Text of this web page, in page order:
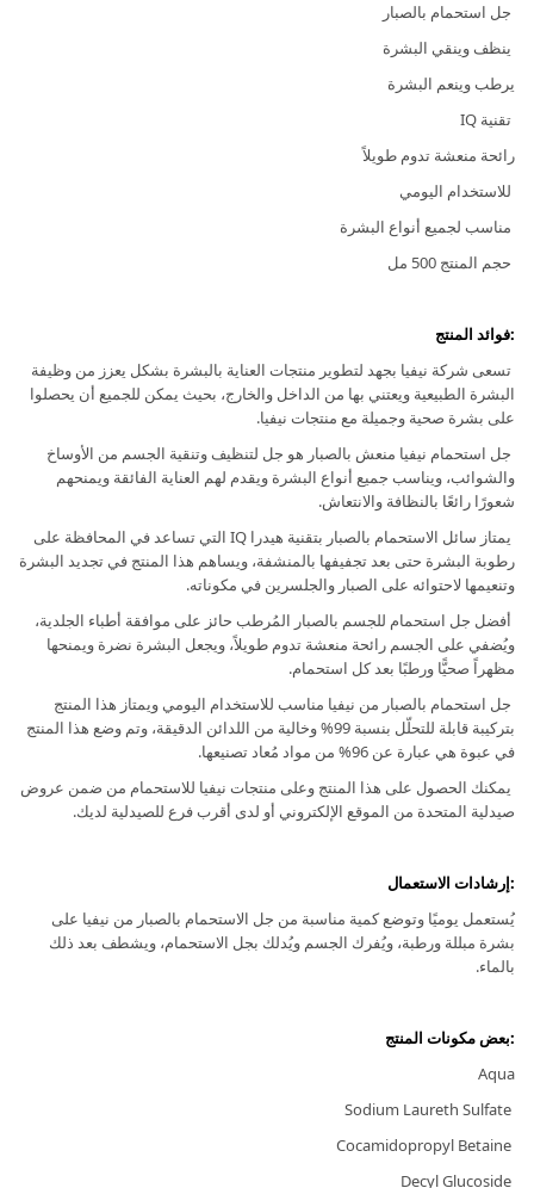
جل استحمام بالصبار
ينظف وينقي البشرة
يرطب وينعم البشرة
تقنية IQ
رائحة منعشة تدوم طويلاً
للاستخدام اليومي
مناسب لجميع أنواع البشرة
حجم المنتج 500 مل
:فوائد المنتج
تسعى شركة نيفيا بجهد لتطوير منتجات العناية بالبشرة بشكل يعزز من وظيفة
البشرة الطبيعية ويعتني بها من الداخل والخارج، بحيث يمكن للجميع أن يحصلوا
على بشرة صحية وجميلة مع منتجات نيفيا.
جل استحمام نيفيا منعش بالصبار هو جل لتنظيف وتنقية الجسم من الأوساخ
والشوائب، ويناسب جميع أنواع البشرة ويقدم لهم العناية الفائقة ويمنحهم
شعورًا رائعًا بالنظافة والانتعاش.
يمتاز سائل الاستحمام بالصبار بتقنية هيدرا IQ التي تساعد في المحافظة على
رطوبة البشرة حتى بعد تجفيفها بالمنشفة، ويساهم هذا المنتج في تجديد البشرة
وتنعيمها لاحتوائه على الصبار والجلسرين في مكوناته.
أفضل جل استحمام للجسم بالصبار المُرطب حائز على موافقة أطباء الجلدية،
ويُضفي على الجسم رائحة منعشة تدوم طويلاً، ويجعل البشرة نضرة ويمنحها
مظهراً صحيًّا ورطبًا بعد كل استحمام.
جل استحمام بالصبار من نيفيا مناسب للاستخدام اليومي ويمتاز هذا المنتج
بتركيبة قابلة للتحلّل بنسبة 99% وخالية من اللدائن الدقيقة، وتم وضع هذا المنتج
في عبوة هي عبارة عن 96% من مواد مُعاد تصنيعها.
يمكنك الحصول على هذا المنتج وعلى منتجات نيفيا للاستحمام من ضمن عروض
صيدلية المتحدة من الموقع الإلكتروني أو لدى أقرب فرع للصيدلية لديك.
:إرشادات الاستعمال
يُستعمل يوميًا وتوضع كمية مناسبة من جل الاستحمام بالصبار من نيفيا على
بشرة مبللة ورطبة، ويُفرك الجسم ويُدلك بجل الاستحمام، ويشطف بعد ذلك
بالماء.
:بعض مكونات المنتج
Aqua